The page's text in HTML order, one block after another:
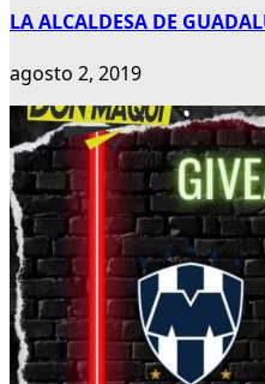
LA ALCALDESA DE
agosto 2, 2019